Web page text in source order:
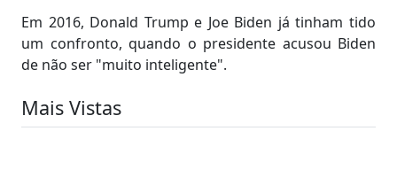
Em 2016, Donald Trump e Joe Biden já tinham tido
um confronto, quando o presidente acusou Biden
de não ser "muito inteligente".
Mais Vistas